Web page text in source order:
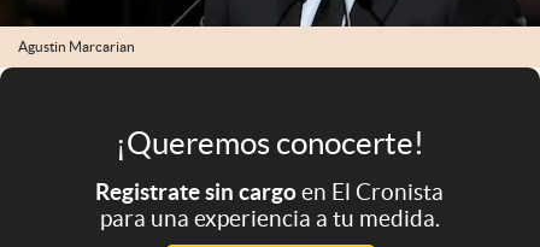
abre en nueva pestaña
Argentina
Agustin Marcarian
¡Queremos conocerte!
Registrate sin cargoen El Cronista
para una experiencia a tu medida.